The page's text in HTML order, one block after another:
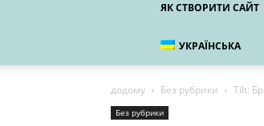
ЯК СТВОРИТИ САЙТ
УКРАЇНСЬКА
додому Без рубрики Tilt:
Без рубрики